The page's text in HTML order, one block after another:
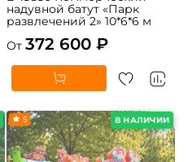
надувной батут «Парк
развлечений 2» 10*6*6 м
От 372 600 ₽
В НАЛИЧИИ
5